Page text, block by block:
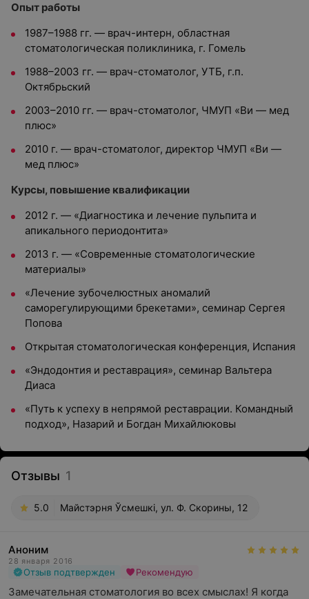
Опыт работы
1987–1988 гг. — врач-интерн, областная
стоматологическая поликлиника, г. Гомель
1988–2003 гг. — врач-стоматолог, УТБ, г.п.
Октябрьский
2003–2010 гг. — врач-стоматолог, ЧМУП «Ви — мед
плюс»
2010 г. — врач-стоматолог, директор ЧМУП «Ви —
мед плюс»
Курсы, повышение квалификации
2012 г. — «Диагностика и лечение пульпита и
апикального периодонтита»
2013 г. — «Современные стоматологические
материалы»
«Лечение зубочелюстных аномалий
саморегулирующими брекетами», семинар Сергея
Попова
Открытая стоматологическая конференция, Испания
«Эндодонтия и реставрация», семинар Вальтера
Диаса
«Путь к успеху в непрямой реставрации. Командный
подход», Назарий и Богдан Михайлюковы
Отзывы 1
5.0 Майстэрня Ўсмешкi, ул. Ф. Скорины, 12
Аноним
28 января 2016
Отзыв подтвержден Рекомендую
Замечательная стоматология во всех смыслах! Я когда